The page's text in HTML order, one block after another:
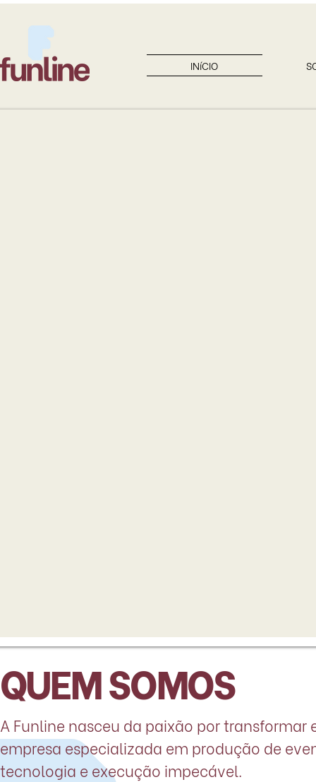
INíCIO
QUEM SOMOS
A Funline nasceu da paixão por
empresa especializada em produção de
tecnologia e execução impecável.